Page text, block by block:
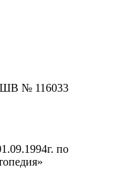
ШВ № 116033
по